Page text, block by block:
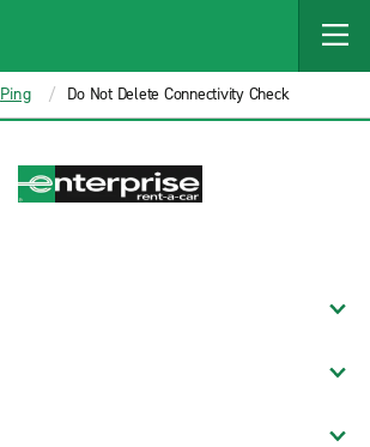
Ping Do Not Delete Connectivity Check